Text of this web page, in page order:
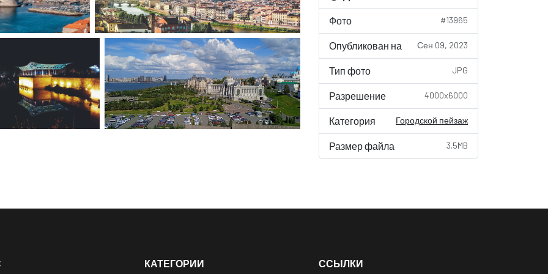
Фото #13965
Опубликован на Сен 09, 2023
Тип фото JPG
Разрешение 4000x6000
Категория Городской пейзаж
Размер файла 3.5MB
КАТЕГОРИИ ССЫЛКИ